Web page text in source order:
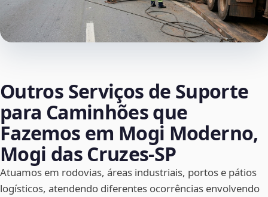
Outros Serviços de Suporte
para Caminhões que
Fazemos em Mogi Moderno,
Mogi das Cruzes‑SP
Atuamos em rodovias, áreas industriais, portos e pátios
logísticos, atendendo diferentes ocorrências envolvendo